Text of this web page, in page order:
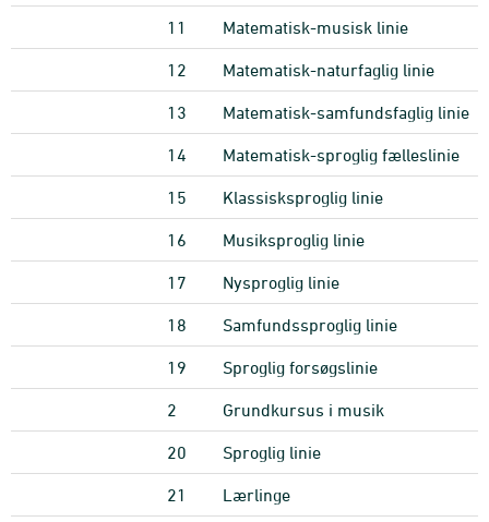
11 Matematisk-musisk linie
12 Matematisk-naturfaglig linie
13 Matematisk-samfundsfaglig linie
14 Matematisk-sproglig fælleslinie
15 Klassisksproglig linie
16 Musiksproglig linie
17 Nysproglig linie
18 Samfundssproglig linie
19 Sproglig forsøgslinie
2 Grundkursus i musik
20 Sproglig linie
21 Lærlinge